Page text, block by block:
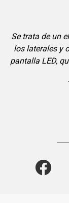
Se trata de un
los laterales y
pantalla LED,